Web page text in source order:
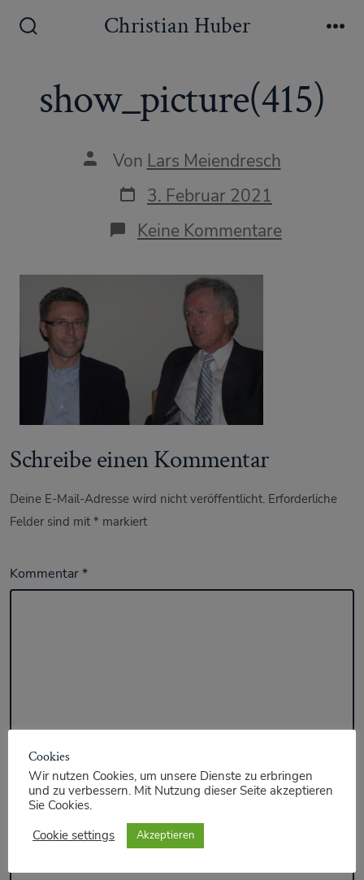
Inhalt
Christian Huber
show_picture(415)
Autor
Beitrags
Von Lars Meiendresch
Datum
des
Beitrags
3. Februar 2021
Keine Kommentare
Schreibe einen Kommentar
Deine E-Mail-Adresse wird nicht veröffentlicht. Erforderliche
Felder sind mit* markiert
Kommentar*
Cookies
Wir nutzen Cookies, um unsere Dienste zu erbringen
und zu verbessern. Mit Nutzung dieser Seite akzeptieren
Sie Cookies.
Cookie settings
Akzeptieren